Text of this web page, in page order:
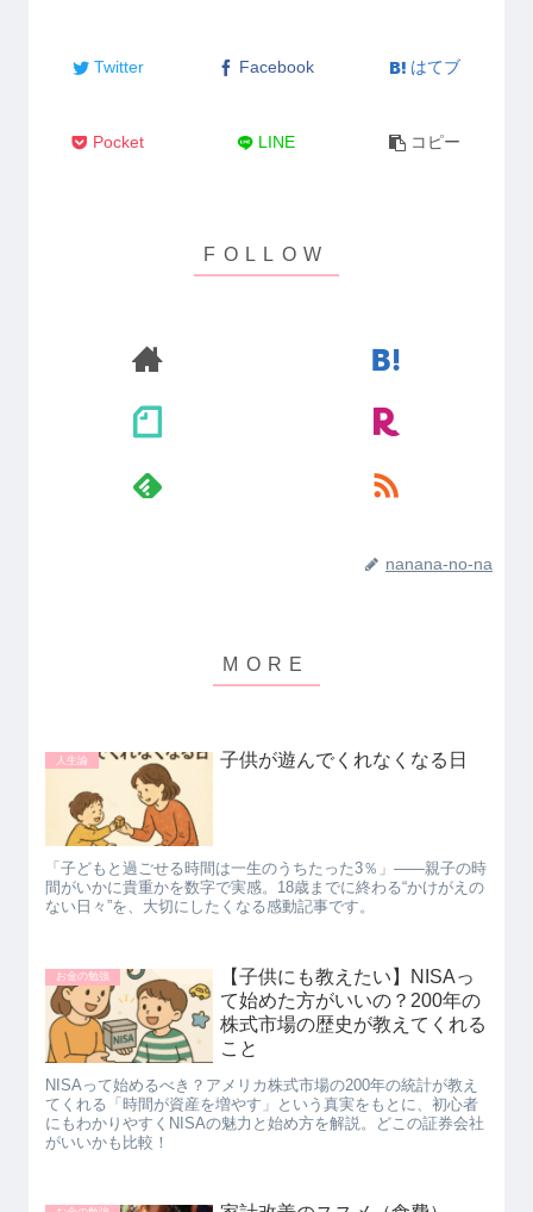
Twitter Facebook はてブ
Pocket LINE コピー
nanana-no-na
人生論 子供が遊んでくれなくなる日
「子どもと過ごせる時間は一生のうちたった3％」――親子の時
間がいかに貴重かを数字で実感。18歳までに終わる“かけがえの
ない日々”を、大切にしたくなる感動記事です。
お金の勉強
【子供にも教えたい】NISAっ
て始めた方がいいの？200年の
株式市場の歴史が教えてくれる
こと
NISAって始めるべき？アメリカ株式市場の200年の統計が教え
てくれる「時間が資産を増やす」という真実をもとに、初心者
にもわかりやすくNISAの魅力と始め方を解説。どこの証券会社
がいいかも比較！